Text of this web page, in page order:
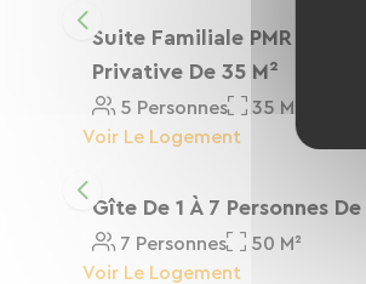
Suite Familiale PMR Avec
Privative De 35 M²
5 Personnes
35 M²
Voir Le Logement
Gîte De 1 À 7 Personnes De
7 Personnes
50 M²
Voir Le Logement